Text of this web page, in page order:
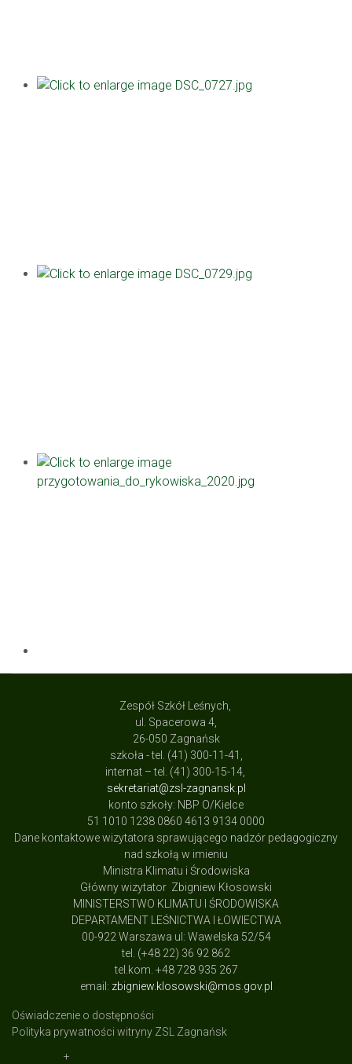
Zespół Szkół Leśnych,
ul. Spacerowa 4,
26-050 Zagnańsk
szkoła - tel. (41) 300-11-41,
internat – tel. (41) 300-15-14,
sekretariat@zsl-zagnansk.pl
konto szkoły: NBP O/Kielce
51 1010 1238 0860 4613 9134 0000
Dane kontaktowe wizytatora sprawującego nadzór pedagogiczny
nad szkołą w imieniu
Ministra Klimatu i Środowiska
Główny wizytator Zbigniew Kłosowski
MINISTERSTWO KLIMATU I ŚRODOWISKA
DEPARTAMENT LEŚNICTWA I ŁOWIECTWA
00-922 Warszawa ul: Wawelska 52/54
tel. (+48 22) 36 92 862
tel.kom. +48 728 935 267
email: zbigniew.klosowski@mos.gov.pl
Oświadczenie o dostępności
Polityka prywatności witryny ZSL Zagnańsk
+